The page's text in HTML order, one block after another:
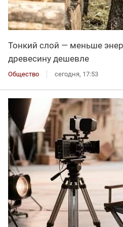
Тонкий слой — меньше
древесину дешевле
Общество сегодня, 17:53